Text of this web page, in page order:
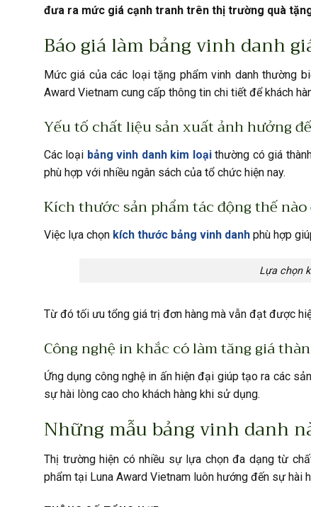
đưa ra mức giá cạnh tranh trên thị trường quà
Báo giá làm bảng vinh danh
Mức giá của các loại tặng phẩm vinh danh thường
Award Vietnam cung cấp thông tin chi tiết để khách
Yếu tố chất liệu sản xuất ảnh hưởng
Các loại bảng vinh danh kim loạithường có giá
phù hợp với nhiều ngân sách của tổ chức hiện nay.
Kích thước sản phẩm tác động thế
Việc lựa chọn kích thước bảng vinh danh phù hợp
Lựa chọn
Từ đó tối ưu tổng giá trị đơn hàng mà vẫn đạt được
Công nghệ in khắc có làm tăng giá
Ứng dụng công nghệ in ấn hiện đại giúp tạo ra các
sự hài lòng cao cho khách hàng khi sử dụng.
Những mẫu bảng vinh danh
Thị trường hiện có nhiều sự lựa chọn đa dạng từ
phẩm tại Luna Award Vietnam luôn hướng đến sự hài